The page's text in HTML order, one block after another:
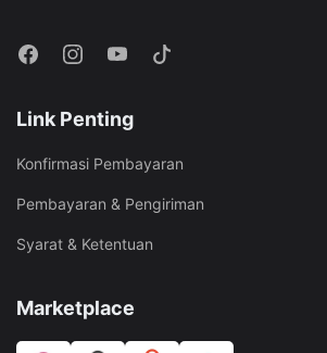
Link Penting
Konfirmasi Pembayaran
Pembayaran & Pengiriman
Syarat & Ketentuan
Marketplace